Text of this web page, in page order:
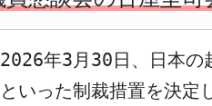
年3月30日、日本の
いった制裁措置を決